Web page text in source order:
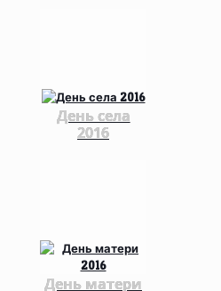
День села
2016
День матери